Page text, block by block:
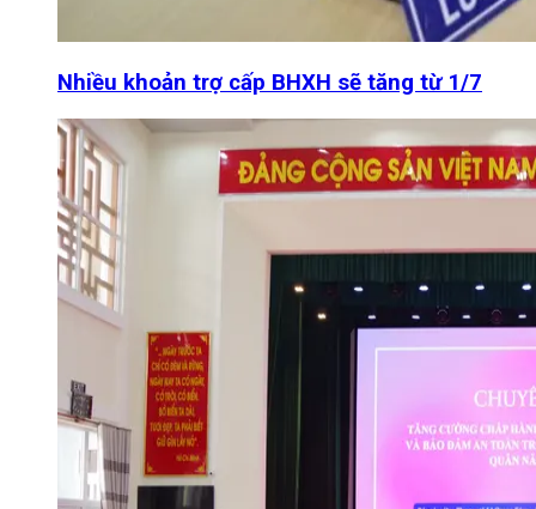
Nhiều khoản trợ cấp BHXH sẽ tăng từ 1/7